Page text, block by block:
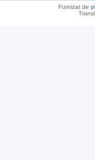
Furnizat de